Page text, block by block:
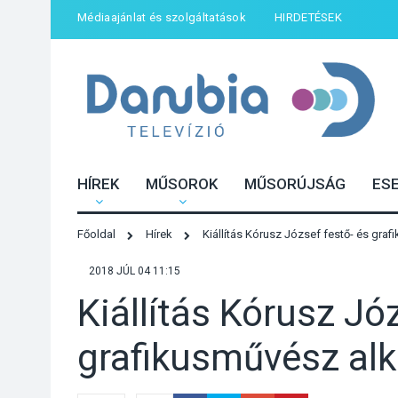
Médiaajánlat és szolgáltatások HIRDETÉSEK
HÍREK MŰSOROK MŰSORÚJSÁG
Főoldal Hírek Kiállítás Kórusz József festő- és
2018 JÚL 04 11:15
Kiállítás Kórusz
grafikusművész